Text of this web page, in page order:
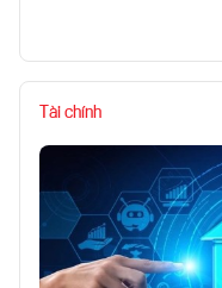
Tài chính